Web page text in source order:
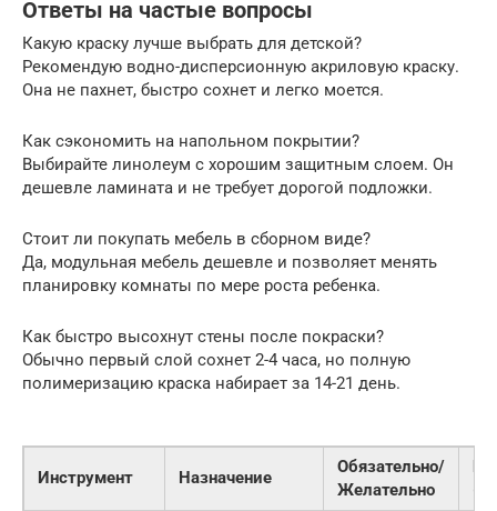
Ответы на частые вопросы
Какую краску лучше выбрать для детской?
Рекомендую водно-дисперсионную акриловую краску.
Она не пахнет, быстро сохнет и легко моется.
Как сэкономить на напольном покрытии?
Выбирайте линолеум с хорошим защитным слоем. Он
дешевле ламината и не требует дорогой подложки.
Стоит ли покупать мебель в сборном виде?
Да, модульная мебель дешевле и позволяет менять
планировку комнаты по мере роста ребенка.
Как быстро высохнут стены после покраски?
Обычно первый слой сохнет 2-4 часа, но полную
полимеризацию краска набирает за 14-21 день.
Инструмент Назначение
Обязательно/
Желательно